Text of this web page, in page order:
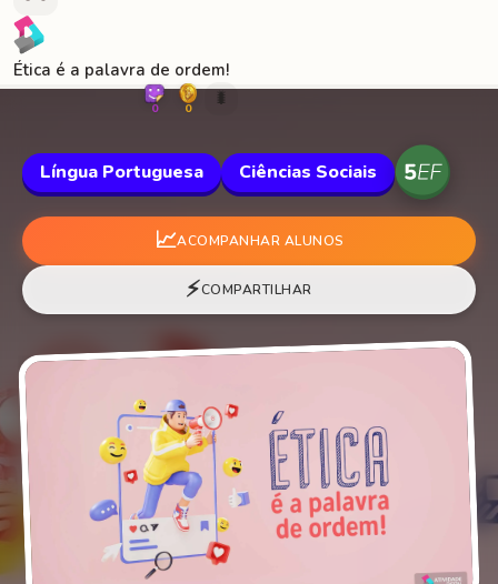
Ética é a palavra de ordem!
0 0 🐛
Língua Portuguesa Ciências Sociais
📈ACOMPANHAR ALUNOS
⚡COMPARTILHAR